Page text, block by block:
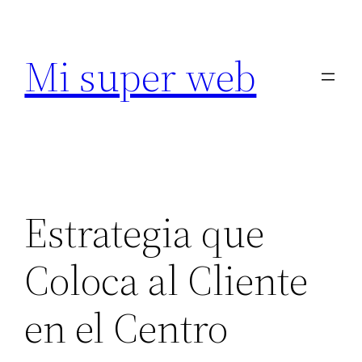
contenido
Mi super web
Estrategia que
Coloca al Cliente
en el Centro